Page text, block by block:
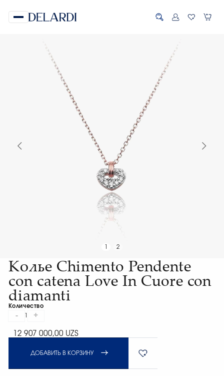
2
Колье Chimento Pendente
con catena Love In Cuore con
diamanti
Количество
- +
12 907 000,00 UZS
ДОБАВИТЬ В КОРЗИНУ